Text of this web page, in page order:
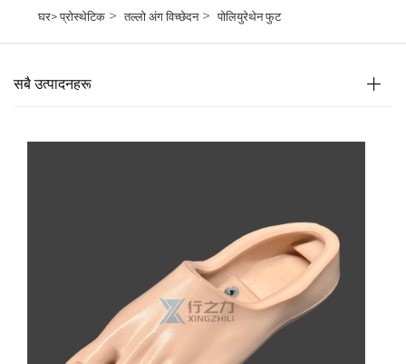
घर>प्रोस्थेटिक>तल्लो अंग विच्छेदन>पोलियुरेथेन फुट
सबै उत्पादनहरू